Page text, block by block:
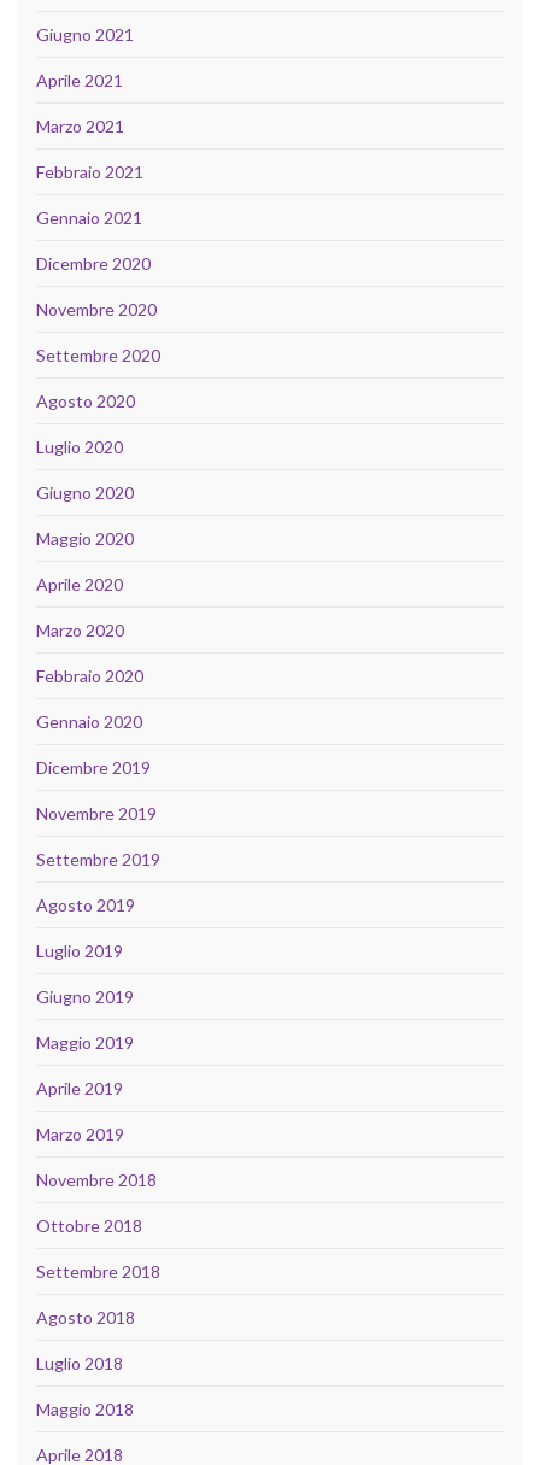
Giugno 2021
Aprile 2021
Marzo 2021
Febbraio 2021
Gennaio 2021
Dicembre 2020
Novembre 2020
Settembre 2020
Agosto 2020
Luglio 2020
Giugno 2020
Maggio 2020
Aprile 2020
Marzo 2020
Febbraio 2020
Gennaio 2020
Dicembre 2019
Novembre 2019
Settembre 2019
Agosto 2019
Luglio 2019
Giugno 2019
Maggio 2019
Aprile 2019
Marzo 2019
Novembre 2018
Ottobre 2018
Settembre 2018
Agosto 2018
Luglio 2018
Maggio 2018
Aprile 2018